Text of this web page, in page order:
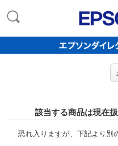
該当する商品は現在
恐れ入りますが、下記より別